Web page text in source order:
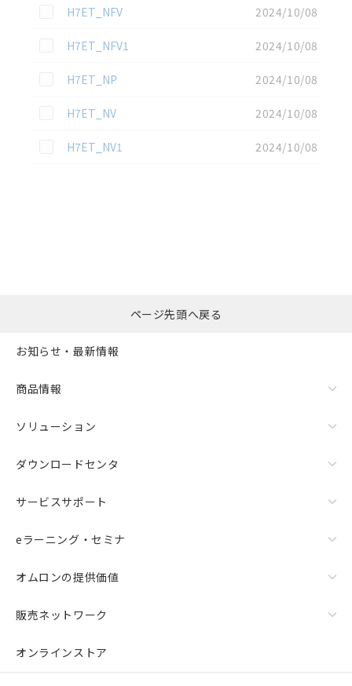
この資料を選択
H7ET_NFV
2024/10/08
この資料を選択
H7ET_NFV1
2024/10/08
この資料を選択
H7ET_NP
2024/10/08
この資料を選択
H7ET_NV
2024/10/08
この資料を選択
H7ET_NV1 2024/10/08
括ダウンロード
ページ先頭へ戻る
お知らせ・最新情報
商品情報
ソリューション
ダウンロードセンタ
サービスサポート
eラーニング・セミナ
オムロンの提供価値
販売ネットワーク
オンラインストア